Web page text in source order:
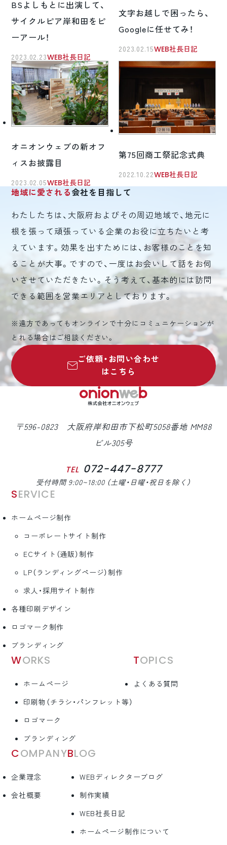
BSよしもとに出演して、
サイクルピア岸和田をピ
ーアール！
2023.02.23WEB社長日記
文字お越しで困ったら、
Googleに任せてみ！
2023.02.15WEB社長日記
オニオンウェブの新オフ
ィスお披露目
2023.02.05WEB社長日記
第75回商工祭記念式典
2022.10.22WEB社長日記
地域に愛される会社を目指して
わたしたちは、大阪府およびその周辺地域で、地元に
根を張って頑張っている企業のお役に立ちたいと考
えています。効果を出すためには、お客様のことを知
ることが大事。ですので、一度はお会いして話をお伺
いさせていただきたい。そう考えて、基本的には訪問
できる範囲を営業エリアとしております。
※遠方であってもオンラインで十分にコミュニケーションが
とれる場合はご相談ください。
ご依頼・お問い合わせ
はこちら
〒596-0823 大阪府岸和田市下松町5058番地 MM88
ビル305号
TEL 072-447-8777
受付時間 9:00~18:00 （土曜・日曜・祝日を除く）
SERVICE
ホームページ制作
コーポレートサイト制作
ECサイト（通販）制作
LP（ランディングページ）制作
求人・採用サイト制作
各種印刷デザイン
ロゴマーク制作
ブランディング
WORKS
ホームページ
印刷物（チラシ・パンフレット等）
ロゴマーク
ブランディング
TOPICS
よくある質問
COMPANY
企業理念
会社概要
BLOG
WEBディレクターブログ
制作実績
WEB社長日記
ホームページ制作について